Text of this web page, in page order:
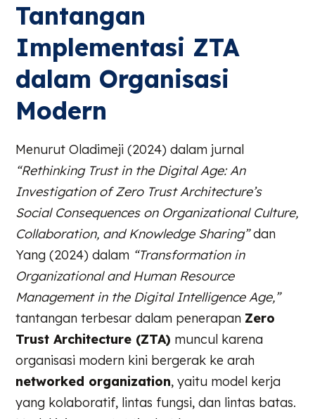
Tantangan
Implementasi ZTA
dalam Organisasi
Modern
Menurut Oladimeji (2024) dalam jurnal
“Rethinking Trust in the Digital Age: An
Investigation of Zero Trust Architecture’s
Social Consequences on Organizational Culture,
Collaboration, and Knowledge Sharing”dan
Yang (2024) dalam “Transformation in
Organizational and Human Resource
Management in the Digital Intelligence Age,”
tantangan terbesar dalam penerapan Zero
Trust Architecture (ZTA) muncul karena
organisasi modern kini bergerak ke arah
networked organization, yaitu model kerja
yang kolaboratif, lintas fungsi, dan lintas batas.